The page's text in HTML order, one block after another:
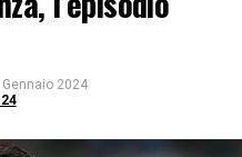
Gennaio 2024